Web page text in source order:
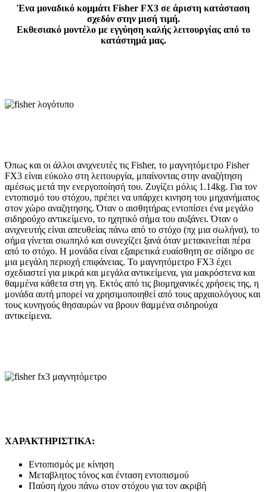
Ένα μοναδικό κομμάτι Fisher FX3 σε άριστη κατάσταση
σχεδόν στην μισή τιμή.
Εκθεσιακό μοντέλο με εγγύηση καλής λειτουργίας από το
κατάστημά μας.
Όπως και οι άλλοι ανιχνευτές τις Fisher, το μαγνητόμετρο Fisher
FX3 είναι εύκολο στη λειτουργία, μπαίνοντας στην αναζήτηση
αμέσως μετά την ενεργοποίησή του. Ζυγίζει μόλις 1.14kg. Για τον
εντοπισμό του στόχου, πρέπει να υπάρχει κινηση του μηχανήματος
στον χώρο αναζητησης. Όταν ο αισθητήρας εντοπίσει ένα μεγάλο
σιδηρούχο αντικείμενο, το ηχητικό σήμα του αυξάνει. Όταν ο
ανιχνευτής είναι απευθείας πάνω από το στόχο (πχ μια σωλήνα), το
σήμα γίνεται σιωπηλό και συνεχίζει ξανά όταν μετακινείται πέρα ​​
από το στόχο. Η μονάδα είναι εξαιρετικά ευαίσθητη σε σίδηρο σε
μια μεγάλη περιοχή επιφάνειας. Το μαγνητόμετρο FX3 έχει
σχεδιαστεί για μικρά και μεγάλα αντικείμενα, για μακρόστενα και
θαμμένα κάθετα στη γη. Εκτός από τις βιομηχανικές χρήσεις της, η
μονάδα αυτή μπορεί να χρησιμοποιηθεί από τους αρχαιολόγους και
τους κυνηγούς θησαυρών να βρουν θαμμένα σιδηρούχα
αντικείμενα.
ΧΑΡΑΚΤΗΡΙΣΤΙΚΑ:
Εντοπισμός με κίνηση
Μεταβλητος τόνος και ένταση εντοπισμού
Παύση ήχου πάνω στον στόχου για τον ακριβή